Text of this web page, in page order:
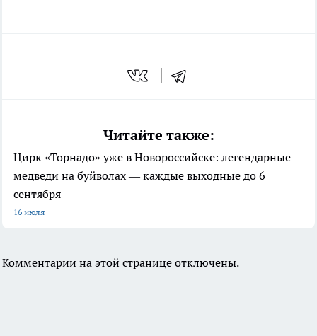
Читайте также:
Цирк «Торнадо» уже в Новороссийске: легендарные
медведи на буйволах — каждые выходные до 6
сентября
16 июля
Комментарии на этой странице отключены.